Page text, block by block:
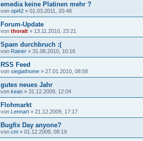
emedia keine Platinen mehr ?
von opi42 » 01.03.2011, 20:48
Forum-Update
von thoralt » 13.11.2010, 23:21
Spam durchbruch :(
von Rainer » 31.08.2010, 10:16
RSS Feed
von siegiathome » 27.01.2010, 08:58
gutes neues Jahr
von kean » 31.12.2009, 12:04
Flohmarkt
von Lennart » 21.12.2009, 17:17
Bugfix Day anyone?
von cm » 01.12.2009, 08:19